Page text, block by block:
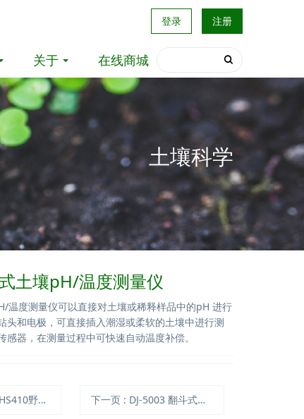
登录 注册
关于 在线商城
土壤科学
土壤pH/温度测量仪
温度测量仪可以直接对土壤或稀释样品中的pH 进行
头和电极，可直接插入潮湿或柔软的土壤中进行测
感器，在测量过程中可快速自动温度补偿。
物监测红外相机 下一页 : DJ-5003 翻斗式流量计